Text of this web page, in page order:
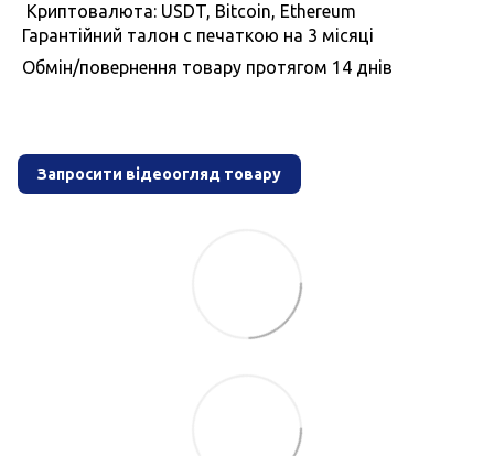
Криптовалюта: USDT, Bitcoin, Ethereum
Гарантiйний талон с печаткою на 3 мiсяцi
Обмiн/повернення товару протягом 14 днiв
Запросити відеоогляд товару